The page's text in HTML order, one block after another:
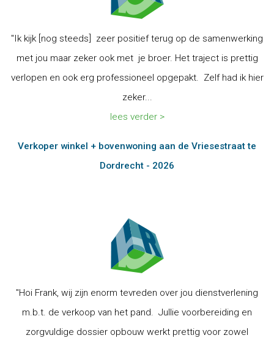
"Ik kijk [nog steeds] zeer positief terug op de samenwerking
met jou maar zeker ook met je broer. Het traject is prettig
verlopen en ook erg professioneel opgepakt. Zelf had ik hier
zeker...
lees verder >
Verkoper winkel + bovenwoning aan de Vriesestraat te
Dordrecht - 2026
"Hoi Frank, wij zijn enorm tevreden over jou dienstverlening
m.b.t. de verkoop van het pand. Jullie voorbereiding en
zorgvuldige dossier opbouw werkt prettig voor zowel